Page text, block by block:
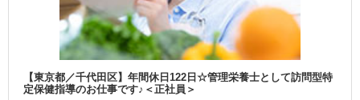
【東京都／千代田区】年間休日122日☆管理栄養士として訪問型特
定保健指導のお仕事です♪＜正社員＞